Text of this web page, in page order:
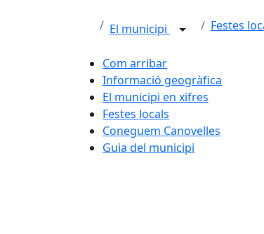
El municipi Festes
Com arribar
Informació geogràfica
El municipi en xifres
Festes locals
Coneguem Canovelles
Guia del municipi